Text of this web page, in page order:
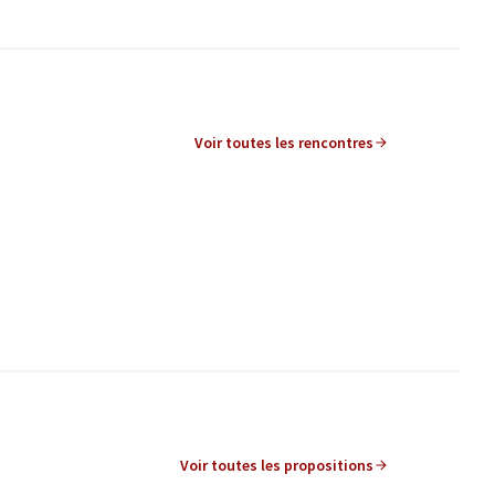
Voir toutes les rencontres
utilisé avec un lecteur d'écran, mais il peut être difficile à
Voir toutes les propositions